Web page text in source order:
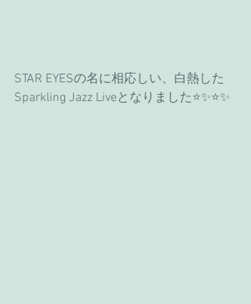
STAR EYESの名に相応しい、白熱した
Sparkling Jazz Liveとなりました⭐️✨⭐️✨